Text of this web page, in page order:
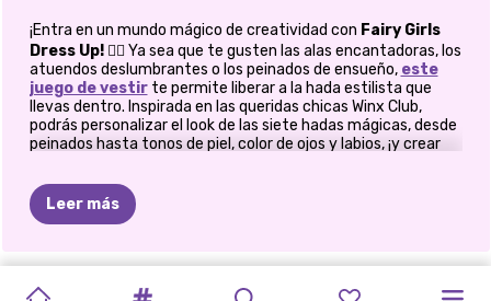
¡Entra en un mundo mágico de creatividad con Fairy Girls
Dress Up!🧚‍♀️ Ya sea que te gusten las alas encantadoras, los
atuendos deslumbrantes o los peinados de ensueño, este
juego de vestirte permite liberar a la hada estilista que
llevas dentro. Inspirada en las queridas chicas Winx Club,
podrás personalizar el look de las siete hadas mágicas, desde
peinados hasta tonos de piel, color de ojos y labios, ¡y crear
hadas! ¿Lista para crear un nuevo y brillante universo de
hadas?¡Entonces toma tu varita mágica (o simplemente tu
ratón) y comienza!
Personalización completa:cambia la ropa, los peinados,
Leer más
MARINETTE
PRINCESAS COSPLAY
LAS LADYBUG LAS